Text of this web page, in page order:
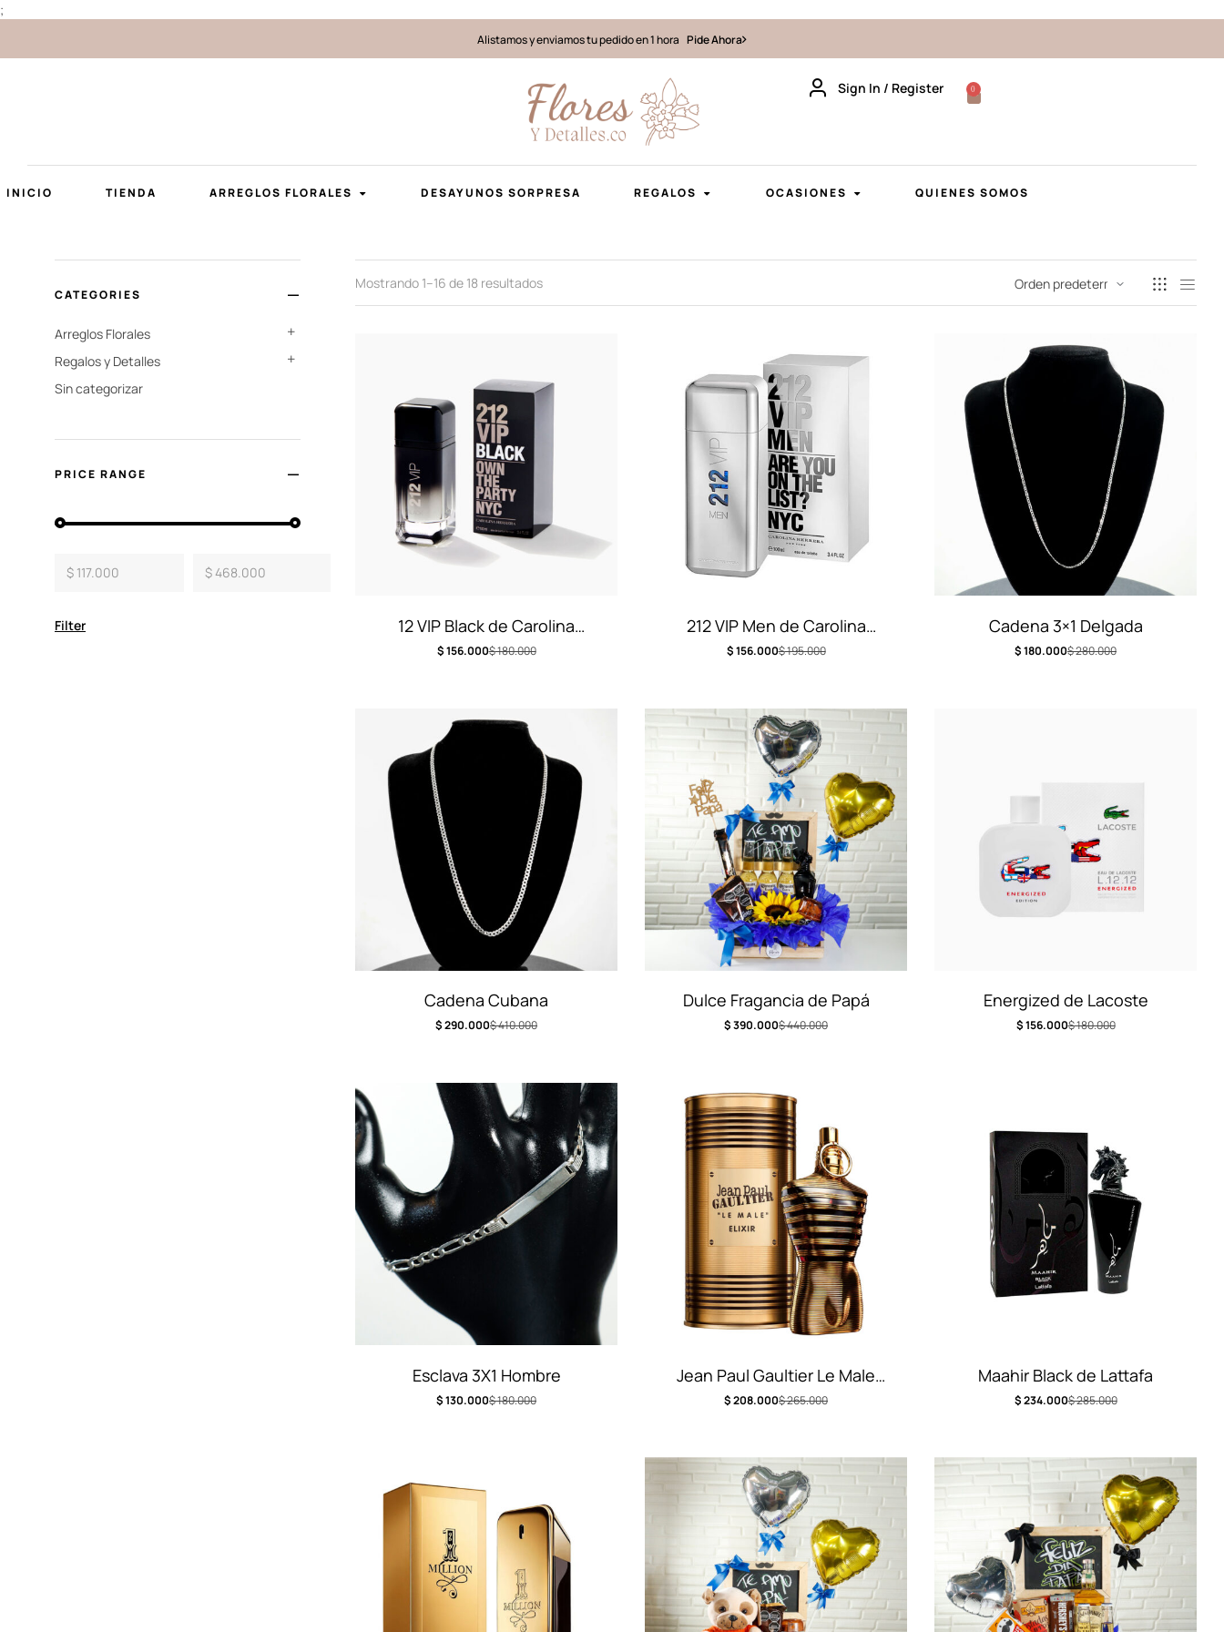
;
Alistamos y enviamos tu pedido en 1 hora Pide Ahora
Sign In / Register 0
INICIO TIENDA ARREGLOS FLORALES DESAYUNOS SORPRESA REGALOS OCASIONES QUIENES SOMOS
Mostrando 1–16 de 18 resultados
12 VIP Black de Carolina
Herrera
$180.000
$156.000
212 VIP Men de Carolina
Herrera
$195.000
$156.000
Cadena 3×1 Delgada
$280.000
$180.000
Cadena Cubana
$410.000
$290.000
Dulce Fragancia de Papá
$440.000
$390.000
Energized de Lacoste
$180.000
$156.000
Esclava 3X1 Hombre
$180.000
$130.000
Jean Paul Gaultier Le Male
Elixir
$265.000
$208.000
Maahir Black de Lattafa
$285.000
$234.000
CATEGORIES
Arreglos Florales
Regalos y Detalles
Sin categorizar
PRICE RANGE
Filter
$ 117.000 $ 468.000